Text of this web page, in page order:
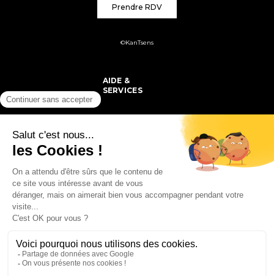
Prendre RDV
©KanTsens
AIDE &
SERVICES
COMMANDE &
LIVRAISON